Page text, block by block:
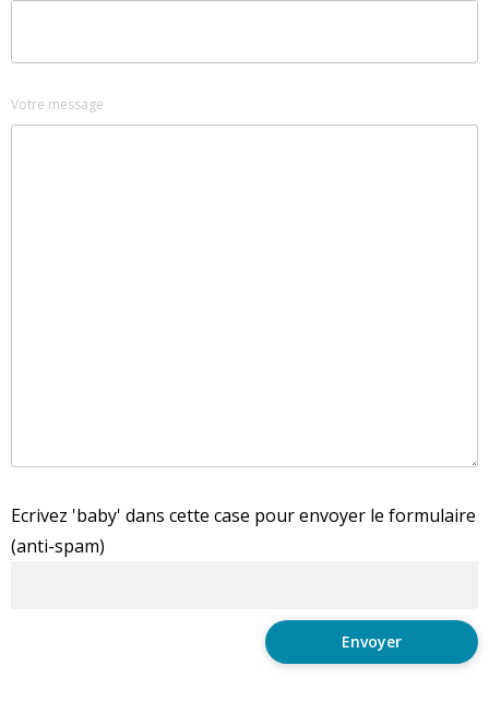
Votre message
Ecrivez 'baby' dans cette case pour envoyer le formulaire
(anti-spam)